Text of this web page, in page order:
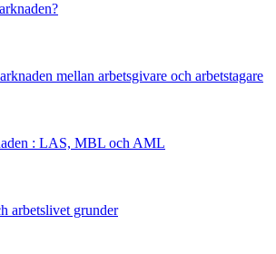
mellan arbetsgivare och arbetstagare
: LAS, MBL och AML
arbetslivet grunder